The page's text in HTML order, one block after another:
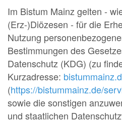
Im Bistum Mainz gelten -
(Erz-)Diözesen - für die
Nutzung
Bestimmungen des
Datenschutz (KDG) (zu
Kurzadresse:
(https://bistummainz.de/
sowie die sonstigen
und staatlichen